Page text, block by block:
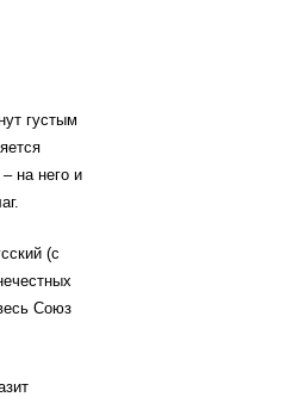
густым
на него и
(с
Союз